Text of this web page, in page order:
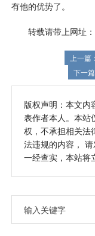
有他的优势了。
转载请带上网址
上一篇：
下一篇
版权声明：本文内
表作者本人。本站
权，不承担相关法
法违规的内容，
一经查实，本站将